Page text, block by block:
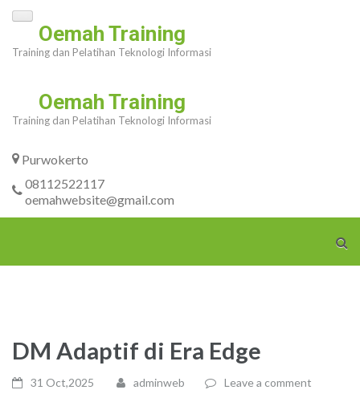
Skip
content
Enter)
Oemah Training
Training dan Pelatihan Teknologi Informasi
Oemah Training
Training dan Pelatihan Teknologi Informasi
Purwokerto
08112522117
oemahwebsite@gmail.com
DM Adaptif di Era Edge
31 Oct,2025 adminweb Leave a comment